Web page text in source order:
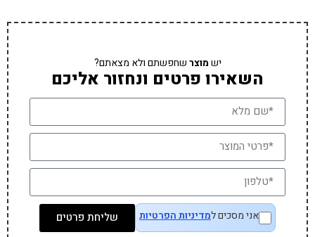
ישמוצרשחפשתם ולא מצאתם?
השאירו פרטים ונחזור אליכם
אני מסכים למדיניות הפרטיות שליחת פרטים